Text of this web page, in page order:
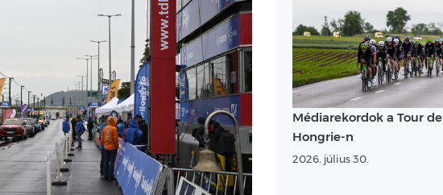
Médiarekordok a Tour de
Hongrie-n
2026. július 30.